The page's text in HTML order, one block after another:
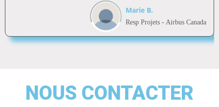
Marie B.
Resp Projets - Airbus Canada
NOUS CONTACTER